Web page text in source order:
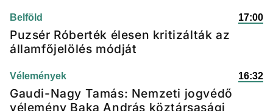
Belföld 17:00
Puzsér Róberték élesen kritizálták az
államfőjelölés módját
Vélemények 16:32
Gaudi-Nagy Tamás: Nemzeti jogvédő
vélemény Baka András köztársasági